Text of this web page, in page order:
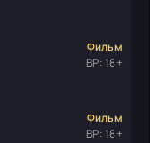
Фильм
ВР: 18+
Фильм
ВР: 18+